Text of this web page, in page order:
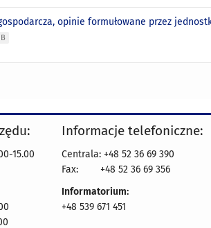
opinie formułowane przez
15.00
Informacje telefoniczne:
Centrala: +48 52 36 69 390
Fax:
+48 52 36 69 356
Informatorium:
+48 539 671 451